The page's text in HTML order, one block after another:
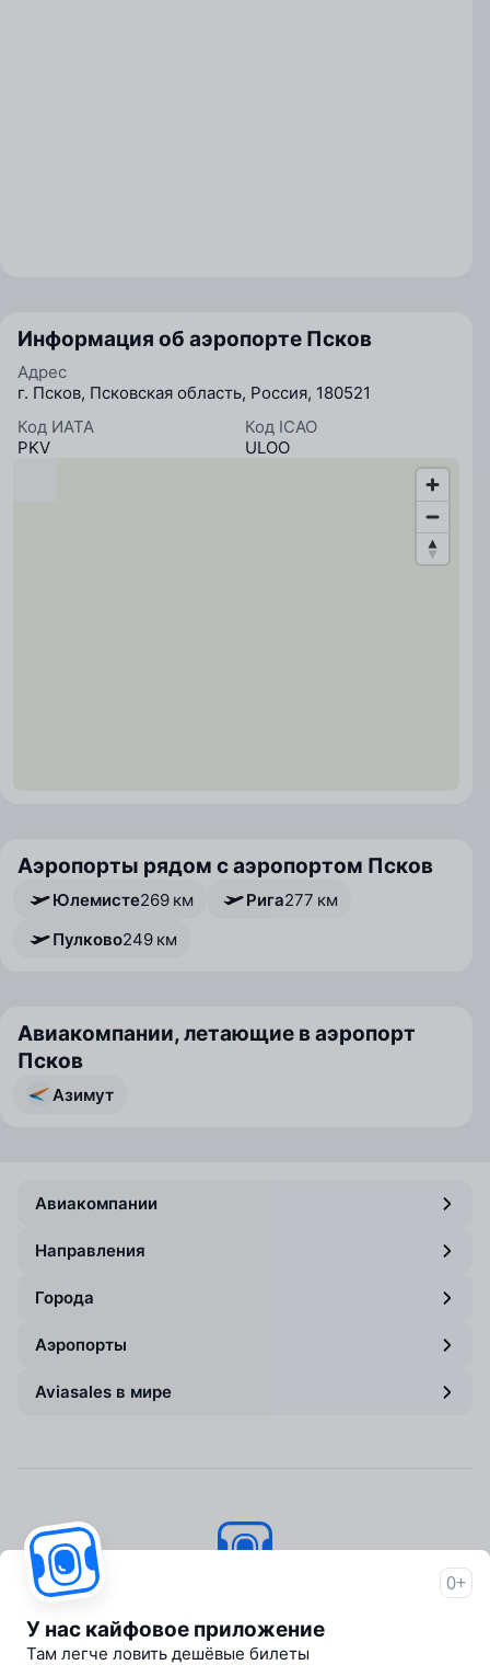
Информация об аэропорте Псков
Адрес
г. Псков, Псковская область, Россия, 180521
Код ИАТА
PKV
Код ICAO
ULOO
Аэропорты рядом с аэропортом Псков
Юлемисте269 км Рига277 км
Пулково249 км
Авиакомпании, летающие в аэропорт
Псков
Азимут
Авиакомпании
Направления
Города
Аэропорты
Aviasales в мире
Об Авиасейлс
0+
У нас кайфовое приложение
Там легче ловить дешёвые билеты